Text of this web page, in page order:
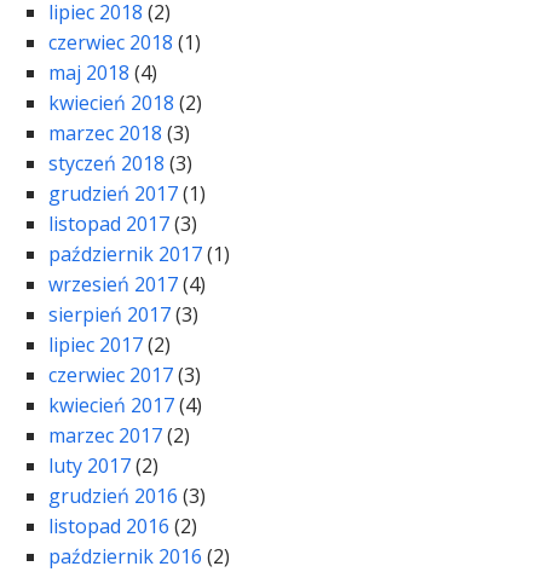
lipiec 2018 (2)
czerwiec 2018 (1)
maj 2018 (4)
kwiecień 2018 (2)
marzec 2018 (3)
styczeń 2018 (3)
grudzień 2017(1)
listopad 2017(3)
październik 2017(1)
wrzesień 2017(4)
sierpień 2017(3)
lipiec 2017(2)
czerwiec 2017(3)
kwiecień 2017(4)
marzec 2017(2)
luty 2017(2)
grudzień 2016 (3)
listopad 2016 (2)
październik 2016 (2)